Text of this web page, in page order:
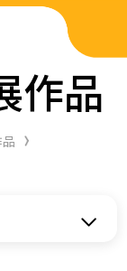
作品